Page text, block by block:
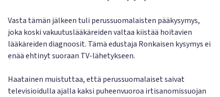
Vasta tämän jälkeen tuli perussuomalaisten pääkysymys,
joka koski vakuutuslääkäreiden valtaa kiistää hoitavien
lääkäreiden diagnoosit. Tämä edustaja Ronkaisen kysymys ei
enää ehtinyt suoraan TV-lähetykseen.
Haatainen muistuttaa, että perussuomalaiset saivat
televisioidulla ajalla kaksi puheenvuoroa irtisanomissuojan